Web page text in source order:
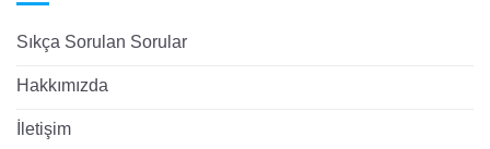
Sıkça Sorulan Sorular
Hakkımızda
İletişim